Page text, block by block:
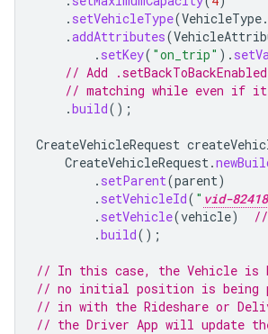
. setVehicleType(VehicleType.
.addAttributes(
. setKey( "on_trip" ).
// Add
// matching while even if
.build();
CreateVehicleRequest
CreateVehicleRequest.
. setParent(parent)
. setVehicleId( " vid-
. setVehicle(vehicle)
.build();
// In this case, the Vehicle is
// no initial position is being
// in with the Rideshare or
// the Driver App will update